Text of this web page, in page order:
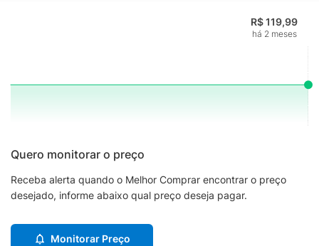
R$ 119,99
há 2 meses
Quero monitorar o preço
Receba alerta quando o Melhor Comprar encontrar o preço
desejado, informe abaixo qual preço deseja pagar.
Monitorar Preço